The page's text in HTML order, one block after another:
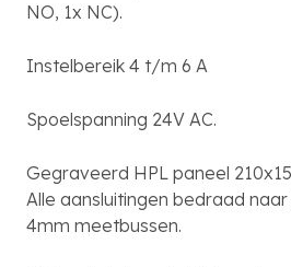
NO, 1x NC).
Instelbereik 4 t/m 6 A
Spoelspanning 24V AC.
Gegraveerd HPL paneel
Alle aansluitingen bedraad
4mm meetbussen.